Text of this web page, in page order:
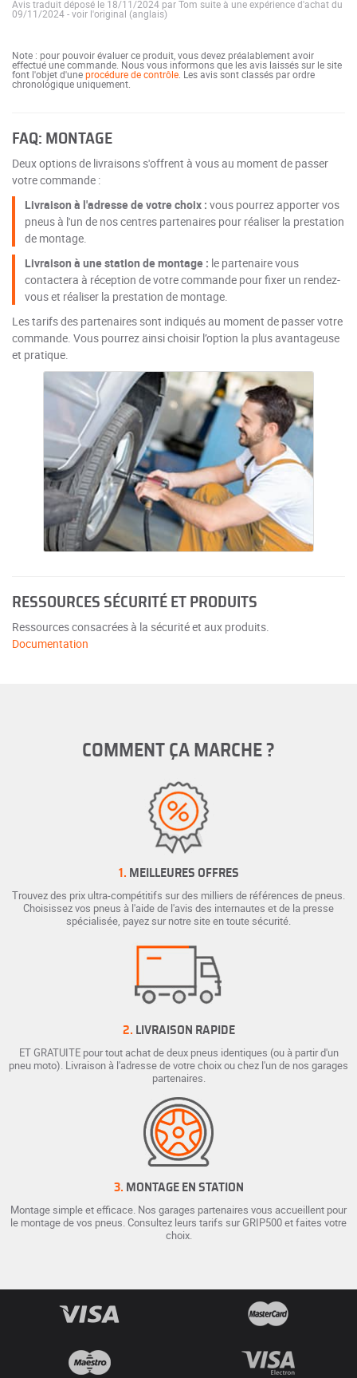
Avis traduit déposé le 18/11/2024 par Tom suite à une expérience d'achat du
09/11/2024-voir l'original (anglais)
Note : pour pouvoir évaluer ce produit, vous devez préalablement avoir
effectué une commande. Nous vous informons que les avis laissés sur le site
font l'objet d'uneprocédure de contrôle . Les avis sont classés par ordre
chronologique uniquement.
FAQ: MONTAGE
Deux options de livraisons s'offrent à vous au moment de passer
votre commande :
Livraison à l'adresse de votre choix : vous pourrez apporter vos
pneus à l'un de nos centres partenaires pour réaliser la prestation
de montage.
Livraison à une station de montage : le partenaire vous
contactera à réception de votre commande pour fixer un rendez-
vous et réaliser la prestation de montage.
Les tarifs des partenaires sont indiqués au moment de passer votre
commande. Vous pourrez ainsi choisir l’option la plus avantageuse
et pratique.
RESSOURCES SÉCURITÉ ET PRODUITS
Ressources consacrées à la sécurité et aux produits.
Documentation
COMMENT ÇA MARCHE ?
1. MEILLEURES OFFRES
Trouvez des prix ultra-compétitifs sur des milliers de références de pneus.
Choisissez vos pneus à l'aide de l'avis des internautes et de la presse
spécialisée, payez sur notre site en toute sécurité.
2. LIVRAISON RAPIDE
ET GRATUITE pour tout achat de deux pneus identiques (ou à partir d'un
pneu moto). Livraison à l'adresse de votre choix ou chez l'un de nos garages
partenaires.
3. MONTAGE EN STATION
Montage simple et efficace. Nos garages partenaires vous accueillent pour
le montage de vos pneus. Consultez leurs tarifs sur GRIP500 et faites votre
choix.